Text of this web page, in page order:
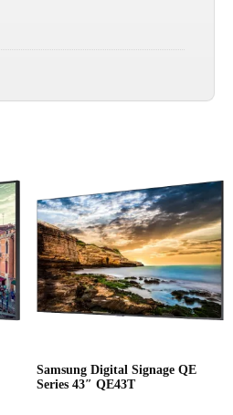
Samsung Digital Signage QE
Series 43″ QE43T